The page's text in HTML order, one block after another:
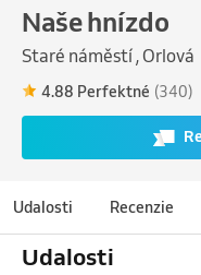
Naše hnízdo
Staré náměstí , Orlová
4.88 Perfektné (340)
Udalosti Recenzie
Udalosti